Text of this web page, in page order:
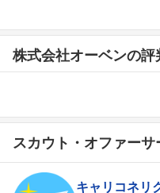
株式会社オーベンの評
スカウト・オファーサ
キャリコネリ